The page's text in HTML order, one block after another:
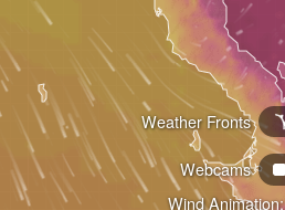
Wind Animation:
Webcams
Weather Fronts